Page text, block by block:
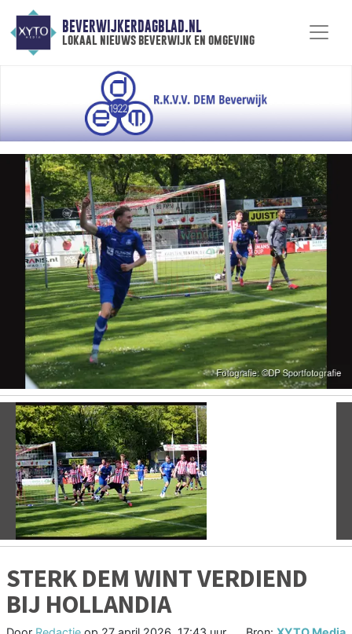
BEVERWIJKERDAGBLAD.NL
lokaal nieuws beverwijk en omgeving
Vorige
STERK DEM WINT VERDIEND
BIJ HOLLANDIA